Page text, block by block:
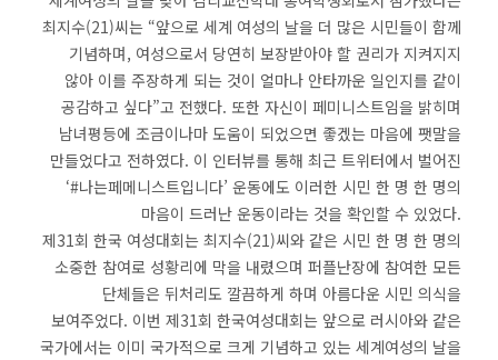
최지수(21)씨는 “앞으로 세계 여성의 날을 더 많은 시민들이 함께
기념하며, 여성으로서 당연히 보장받아야 할 권리가 지켜지지
않아 이를 주장하게 되는 것이 얼마나 안타까운 일인지를 같이
공감하고 싶다”고 전했다. 또한 자신이 페미니스트임을 밝히며
남녀평등에 조금이나마 도움이 되었으면 좋겠는 마음에 팻말을
만들었다고 전하였다. 이 인터뷰를 통해 최근 트위터에서 벌어진
‘#나는페메니스트입니다’ 운동에도 이러한 시민 한 명 한 명의
마음이 드러난 운동이라는 것을 확인할 수 있었다.
제31회 한국 여성대회는 최지수(21)씨와 같은 시민 한 명 한 명의
소중한 참여로 성황리에 막을 내렸으며 퍼플난장에 참여한 모든
단체들은 뒤처리도 깔끔하게 하며 아름다운 시민 의식을
보여주었다. 이번 제31회 한국여성대회는 앞으로 러시아와 같은
국가에서는 이미 국가적으로 크게 기념하고 있는 세계여성의 날을